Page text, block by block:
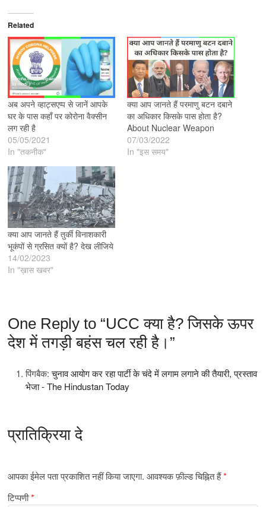
Related
अब अपने व्हाट्सएप्प से जानें आपके
घर के पास कहाँ पर कोरोना वैक्सीन
लग रही है
05/05/2021
In "तकनीक"
क्या आप जानते हैं परमाणु बटन दबाने
का अधिकार किसके पास होता है?
About Nuclear Weapon
07/03/2022
In "इस समय"
क्या आप जानते हैं तुर्की विनाशकारी
भूकंपों से ग्रसित क्यों है? देख लीजिये
14/02/2023
In "ख़ास खबर"
One Reply to “UCC क्या है? जिसके ऊपर
देश में तगड़ी बहंस चल रही है।”
पिंगबैक:चुनाव आयोग कर रहा पार्टी के चंदे में लगाम लगाने की तैयारी, प्रस्ताव
भेजा - The Hindustan Today
प्रातिक्रिया दे
आपका ईमेल पता प्रकाशित नहीं किया जाएगा. आवश्यक फ़ील्ड चिह्नित हैं*
टिप्पणी*